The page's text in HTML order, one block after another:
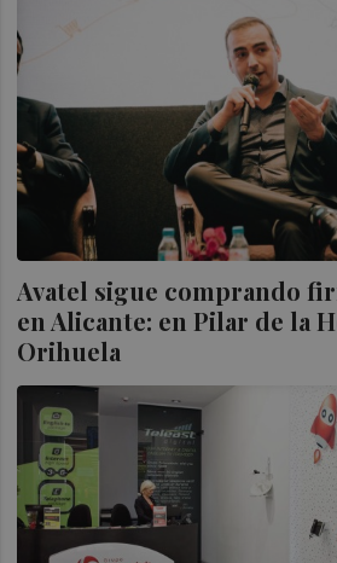
Avatel sigue comprando
en Alicante: en Pilar de la
Orihuela